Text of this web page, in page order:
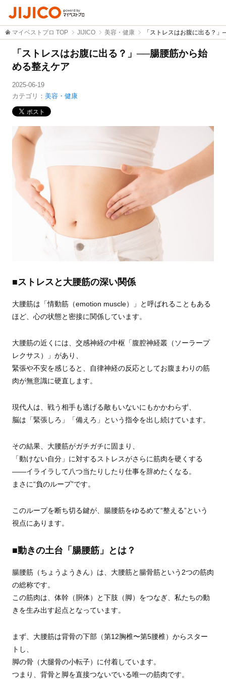
マイベストプロ TOP JIJICO 美容・健康 「ストレスはお腹に出る？
「ストレスはお腹に出る？」──腸腰筋から始
める整えケア
2025-06-19
カテゴリ： 美容・健康
■ストレスと大腰筋の深い関係
大腰筋は「情動筋（emotion muscle）」と呼ばれることもある
ほど、心の状態と密接に関係しています。
大腰筋の近くには、交感神経の中枢「腹腔神経叢（ソーラープ
レクサス）」があり、
緊張や不安を感じると、自律神経の反応としてお腹まわりの筋
肉が無意識に硬直します。
現代人は、戦う相手も逃げる敵もいないにもかかわらず、
脳は「緊張しろ」「備えろ」という指令を出し続けています。
その結果、大腰筋がガチガチに固まり、
「動けない自分」に対するストレスがさらに筋肉を硬くする
——イライラして八つ当たりしたり仕事を辞めたくなる。
まさに“負のループ”です。
このループを断ち切る鍵が、腸腰筋をゆるめて“整える”という
視点にあります。
■動きの土台「腸腰筋」とは？
腸腰筋（ちょうようきん）は、大腰筋と腸骨筋という2つの筋肉
の総称です。
この筋肉は、体幹（胴体）と下肢（脚）をつなぎ、私たちの動
きを生み出す起点となっています。
まず、大腰筋は背骨の下部（第12胸椎〜第5腰椎）からスター
トし、
脚の骨（大腿骨の小転子）に付着しています。
つまり、背骨と脚を直接つないでいる唯一の筋肉です。